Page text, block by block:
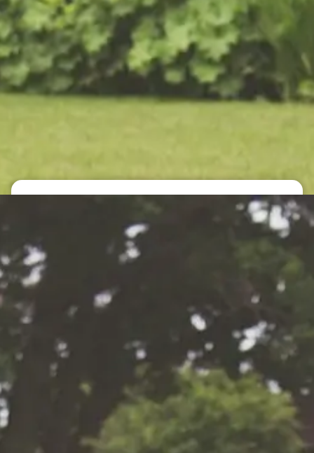
Of u nu een compleet nieuwe tuin wilt of uw
bestaande tuin wilt laten opknappen, onze
hoveniers maken van uw tuin in Elburg een
verzorgde droomtuin.
Offerte aanvragen
Periodiek of eenmalig
tuinonderhoud
heeft aan een eenmalige
tuin het hele jaar door
laten onderhouden: bij Van
u aan het juiste adres.
op maat
momenten langs om uw
te houden. We
wat er moet
het onderhoud
wensen en de behoeften
Veelgevraagde
Snoeien van hagen
Onkruid verwijderen
Plantenborders
Bemesten van gazon
Reinigen van bestrating
Gazon maaien
Boomverzorging /